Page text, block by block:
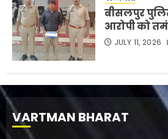
बीसलपुर
आरोपी को
JULY 11, 2026
VARTMAN BHARAT